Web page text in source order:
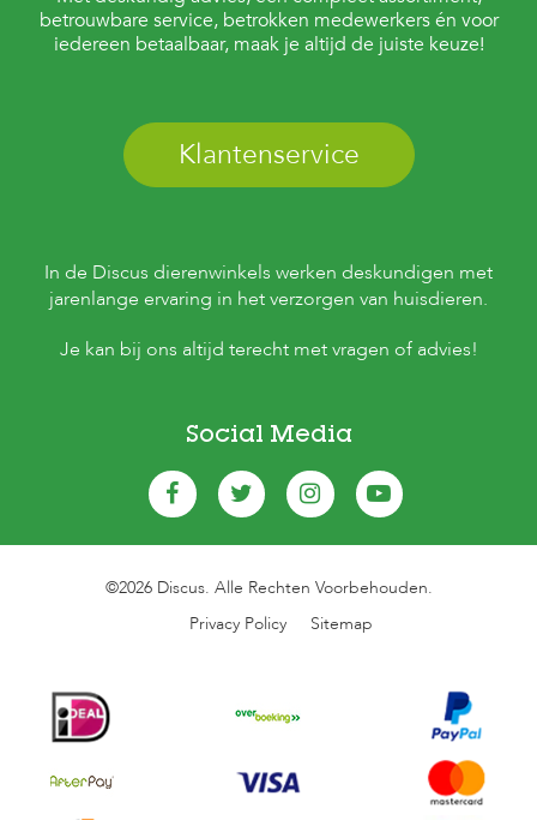
betrouwbare service, betrokken medewerkers én voor
iedereen betaalbaar, maak je altijd de juiste keuze!
Klantenservice
In de Discus dierenwinkels werken deskundigen met
jarenlange ervaring in het verzorgen van huisdieren.
Je kan bij ons altijd terecht met vragen of advies!
Social Media
©2026 Discus. Alle Rechten Voorbehouden.
Privacy Policy
Sitemap